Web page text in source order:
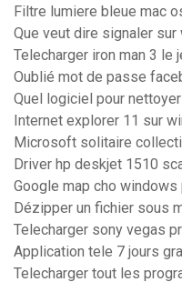
Filtre lumiere bleue mac
Que veut dire signaler sur
Telecharger iron man 3 le
Oublié mot de passe
Quel logiciel pour
Internet explorer 11 sur
Microsoft solitaire
Driver hp deskjet 1510
Google map cho windows
Dézipper un fichier sous
Telecharger sony vegas
Application tele 7 jours
Telecharger tout les